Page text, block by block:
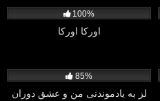
100%
اورکا اورکا
85%
لز به یادموندنی من و عشق دوران